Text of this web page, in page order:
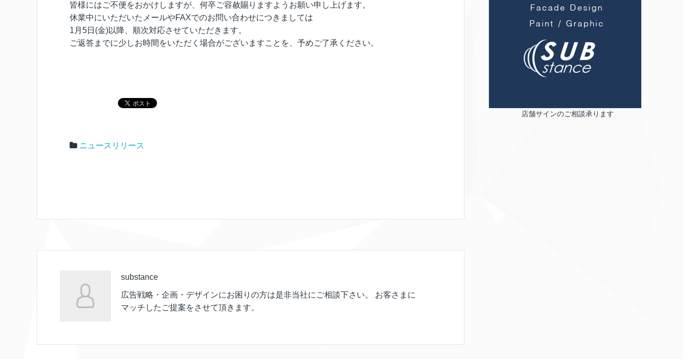
皆様にはご不便をおかけしますが、何卒ご容赦賜りますようお願い申し上げます。
休業中にいただいたメールやFAXでのお問い合わせにつきましては
1月5日(金)以降、順次対応させていただきます。
ご返答までに少しお時間をいただく場合がございますことを、予めご了承ください。
ニュースリリース
substance
広告戦略・企画・デザインにお困りの方は是非当社にご相談下さい。 お客さまに
マッチしたご提案をさせて頂きます。
店舗サインのご相談承ります